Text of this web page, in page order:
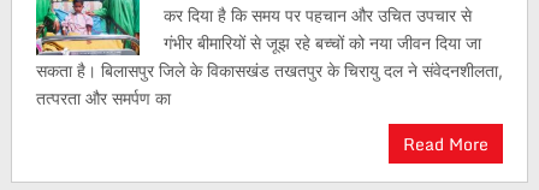
कर दिया है कि समय पर पहचान और उचित उपचार से
गंभीर बीमारियों से जूझ रहे बच्चों को नया जीवन दिया जा
सकता है। बिलासपुर जिले के विकासखंड तखतपुर के चिरायु दल ने संवेदनशीलता,
तत्परता और समर्पण का
Read More